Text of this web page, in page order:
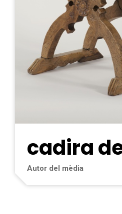
cadira
Autor del mèdia